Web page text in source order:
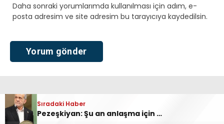
Daha sonraki yorumlarımda kullanılması için adım, e-
posta adresim ve site adresim bu tarayıcıya kaydedilsin.
Sıradaki Haber
Pezeşkiyan: Şu an anlaşma için en uygun zaman çünkü ülkede birlik ve dayanışma var
Ana Sayfa›Sağlık